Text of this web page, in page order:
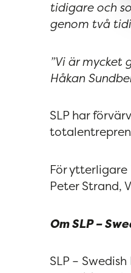
tidigare och
genom två
”Vi är
Håkan
SLP har
För
Peter Strand,
Om SLP –
SLP –